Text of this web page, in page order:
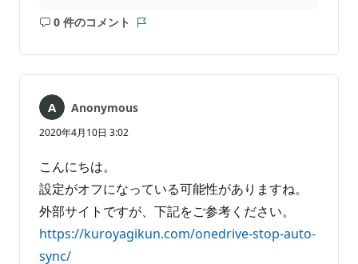
0 件のコメント
コ
ト
あ
り
せ
ん
ト
Anonymous
2020年4月10日 3:02
こんにちは。
設定がオフになっている可能性がありますね。
外部サイトですが、下記をご参考ください。
https://kuroyagikun.com/onedrive-stop-auto-
sync/